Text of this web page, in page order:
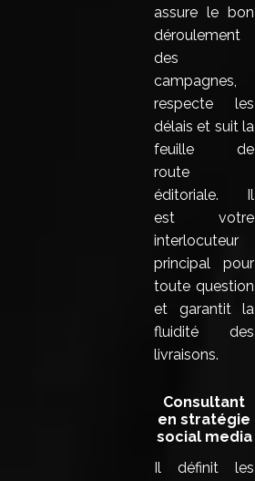
assure le bon
déroulement
des
campagnes,
respecte les
délais et suit la
feuille de
route
éditoriale. Il
est votre
interlocuteur
principal pour
toute question
et garantit la
fluidité des
livraisons.
Consultant
en stratégie
social media
Il définit les